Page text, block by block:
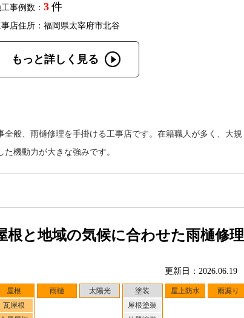
事例数： 3 件
店住所：福岡県太宰府市北谷
もっと詳しく見る
般、雨樋修理を手掛ける工事店です。在籍職人が多く、大規
機動力が大きな強みです。
と地域の気候に合わせた雨樋修理
更新日：2026.06.19
屋根
瓦屋根
雨樋 太陽光
塗装
屋根塗装
屋上防水 雨漏り